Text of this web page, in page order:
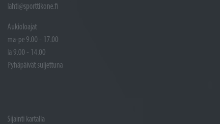
lahti@sporttikone.fi
Aukioloajat
ma-pe 9.00 - 17.00
la 9.00 - 14.00
Pyhäpäivät suljettuna
Sijainti kartalla